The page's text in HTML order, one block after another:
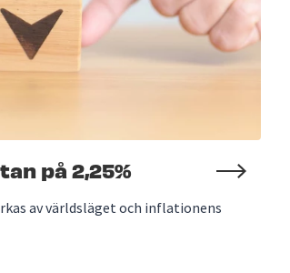
på 2,25%
av världsläget och inflationens